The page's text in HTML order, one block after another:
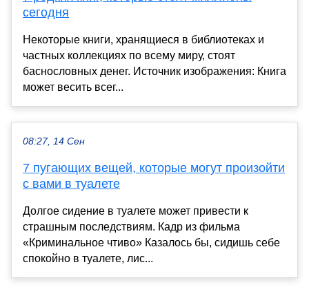
сегодня
Некоторые книги, хранящиеся в библиотеках и
частных коллекциях по всему миру, стоят
баснословных денег. Источник изображения: Книга
может весить всег...
08:27, 14 Сен
7 пугающих вещей, которые могут произойти
с вами в туалете
Долгое сидение в туалете может привести к
страшным последствиям. Кадр из фильма
«Криминальное чтиво» Казалось бы, сидишь себе
спокойно в туалете, лис...